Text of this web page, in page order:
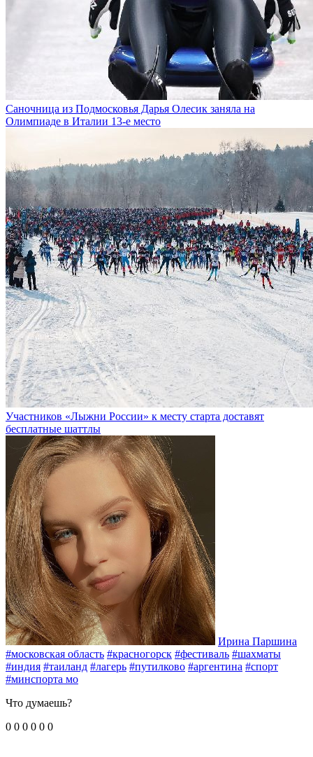
Саночница из Подмосковья Дарья Олесик заняла на
Олимпиаде в Италии 13-е место
Участников «Лыжни России» к месту старта доставят
бесплатные шаттлы
Ирина Паршина
#московская область #красногорск #фестиваль #шахматы
#индия #таиланд #лагерь #путилково #аргентина #спорт
#минспорта мо
Что думаешь?
0 0 0 0 0 0